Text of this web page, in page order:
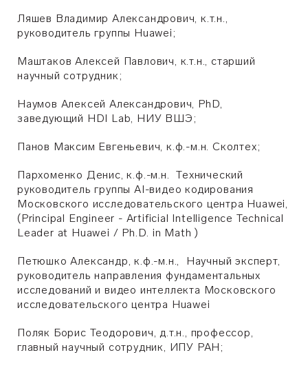
Ляшев Владимир Александрович, к.т.н.,
руководитель группы Huawei;
Маштаков Алексей Павлович, к.т.н., старший
научный сотрудник;
Наумов Алексей Александрович, PhD,
заведующий HDI Lab, НИУ ВШЭ;
Панов Максим Евгеньевич, к.ф.-м.н. Сколтех;
Пархоменко Денис, к.ф.-м.н. Технический
руководитель группы AI-видео кодирования
Московского исследовательского центра Huawei,
(Principal Engineer - Artificial Intelligence Technical
Leader at Huawei / Ph.D. in Math )
Петюшко Александр, к.ф.-м.н., Научный эксперт,
руководитель направления фундаментальных
исследований и видео интеллекта Московского
исследовательского центра Huawei
Поляк Борис Теодорович, д.т.н., профессор,
главный научный сотрудник, ИПУ РАН;